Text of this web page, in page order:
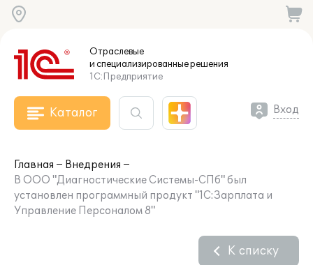
Отраслевые
и специализированныерешения
1С:Предприятие
Каталог Вход
Главная
Внедрения
В ООО "Диагностические Системы-СПб" был
установлен программный продукт "1С:Зарплата и
Управление Персоналом 8"
К списку